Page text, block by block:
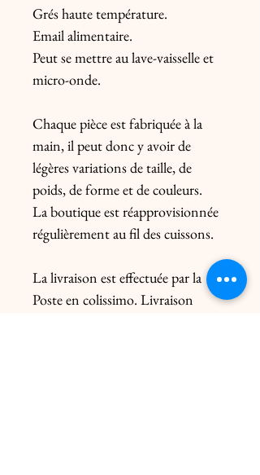
Grés haute température.
Email alimentaire.
Peut se mettre au lave-vaisselle et
micro-onde.
Chaque pièce est fabriquée à la
main, il peut donc y avoir de
légères variations de taille, de
poids, de forme et de couleurs.
La boutique est réapprovisionnée
régulièrement au fil des cuissons.
La livraison est effectuée par la
Poste en colissimo. Livraison